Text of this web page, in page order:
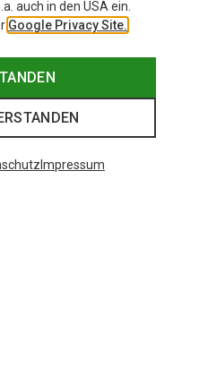
auch in den USA ein.
Google Privacy Site.
Impressum